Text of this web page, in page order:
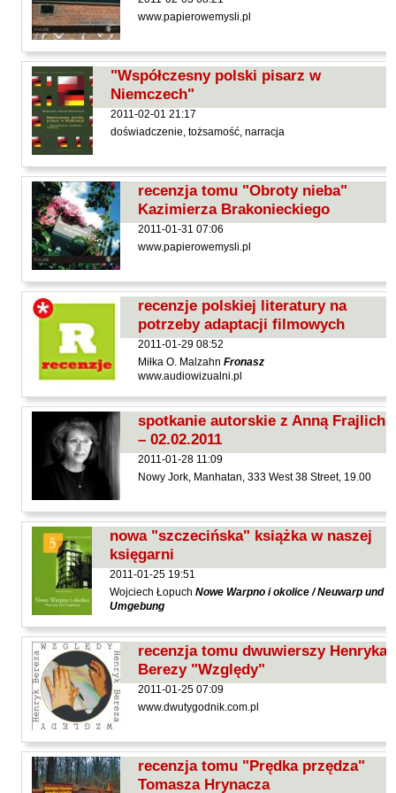
Hoffmann Krzysztof
Holden Gojtowski Jarek
Hrynacz Tomasz
Jakób Lech M.
Jakubowski Jarosław
Jakubowski Paweł
Jasina Zbigniew
Jentys-Borelowska Maria
Jocher Waldemar
Jonaszko Jolanta
Juzyszyn Wojciech
Kain Dawid
Kalenin Magdalena
Kamiński Gabriel Leonard
Kaniecka-Mazurek Anna
Kántor Péter
Keineg Paol
Kemény István
Kępiński Piotr
Kępisty Iwona
Kierc Bogusław
Klera Wiktoria
Klęczar Wojciech
Kopacki Andrzej
Kosiorowski Zbigniew
Kryszak Janusz
Księżyk Jarosław
Kuźnicki Sławomir
Kyrcz Jr Kazimierz
Latawiec Bogusława
www.papierowemysli.pl
"Współczesny polski pisarz w
Niemczech"
2011-02-01 21:17
doświadczenie, tożsamość, narracja
recenzja tomu "Obroty nieba"
Kazimierza Brakonieckiego
2011-01-31 07:06
www.papierowemysli.pl
recenzje polskiej literatury na
potrzeby adaptacji filmowych
2011-01-29 08:52
Miłka O. Malzahn Fronasz
www.audiowizualni.pl
spotkanie autorskie z Anną Frajlich
– 02.02.2011
2011-01-28 11:09
Nowy Jork, Manhatan, 333 West 38 Street, 19.00
nowa "szczecińska" książka w naszej
księgarni
2011-01-25 19:51
Wojciech Łopuch Nowe Warpno i okolice / Neuwarp und
Umgebung
recenzja tomu dwuwierszy Henryka
Berezy "Względy"
2011-01-25 07:09
www.dwutygodnik.com.pl
recenzja tomu "Prędka przędza"
Tomasza Hrynacza